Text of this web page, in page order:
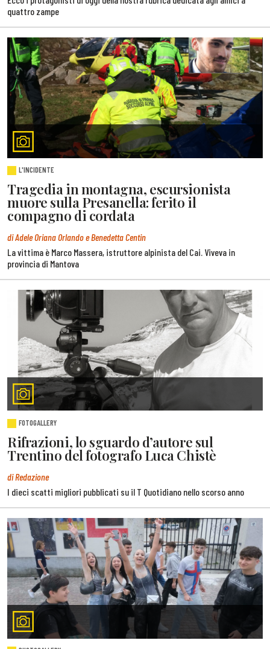
quattro zampe
L'INCIDENTE
Tragedia in montagna, escursionista
muore sulla Presanella: ferito il
compagno di cordata
di Adele Oriana Orlando e Benedetta Centin
La vittima è Marco Massera, istruttore alpinista del Cai. Viveva in
provincia di Mantova
FOTOGALLERY
Rifrazioni, lo sguardo d’autore sul
Trentino del fotografo Luca Chistè
di Redazione
I dieci scatti migliori pubblicati su il T Quotidiano nello scorso anno